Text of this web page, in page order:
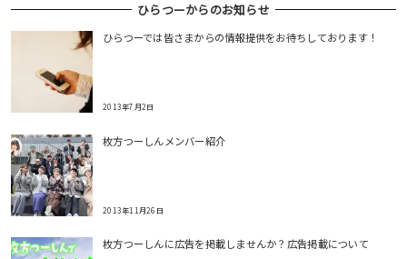
ひらつーからのお知らせ
ひらつーでは皆さまからの情報提供をお待ちしております！
2013年7月2日
枚方つーしんメンバー紹介
2013年11月26日
枚方つーしんに広告を掲載しませんか？広告掲載について